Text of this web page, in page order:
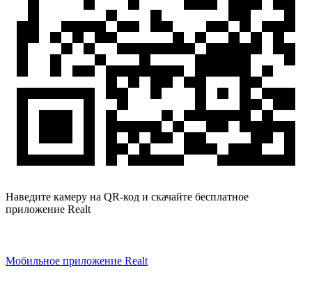
Наведите камеру на QR-код и скачайте бесплатное
приложение Realt
Мобильное приложение Realt